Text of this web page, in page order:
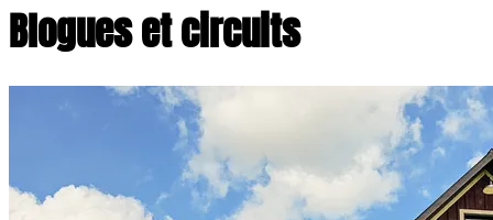
Blogues et circuits